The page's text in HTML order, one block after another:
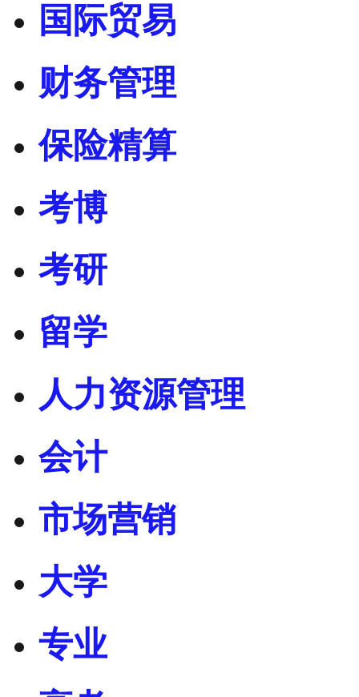
国际贸易
财务管理
保险精算
考博
考研
留学
人力资源管理
会计
市场营销
大学
专业